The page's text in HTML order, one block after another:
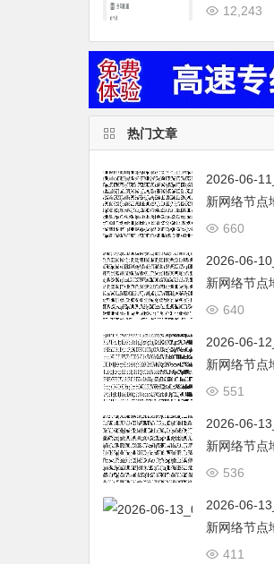
工具)使用教
12,243
热门文章
2026-06-
新网络节点
不定期更
韩国|新加坡
…
660
2026-06-
新网络节点
不定期更
韩国|新加坡
…
640
2026-06-
新网络节点
不定期更
韩国|新加坡
…
551
2026-06-
新网络节点
不定期更
韩国|新加坡
…
536
2026-06-
新网络节点
不定期更
411